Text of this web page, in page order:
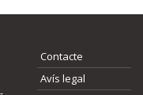
o
Contacte
Avís legal